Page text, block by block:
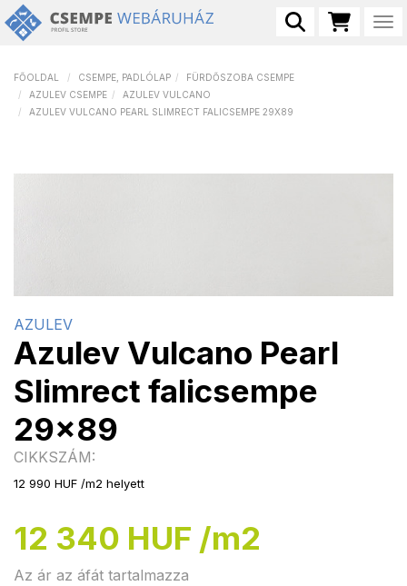
FŐOLDAL CSEMPE, PADLÓLAP
FÜRDŐSZOBA CSEMPE
AZULEV CSEMPE
AZULEV VULCANO
AZULEV VULCANO PEARL SLIMRECT FALICSEMPE 29X89
AZULEV
Azulev Vulcano Pearl
Slimrect falicsempe
29x89
CIKKSZÁM:
12 990 HUF /m2 helyett
12 340 HUF /m2
Az ár az áfát tartalmazza